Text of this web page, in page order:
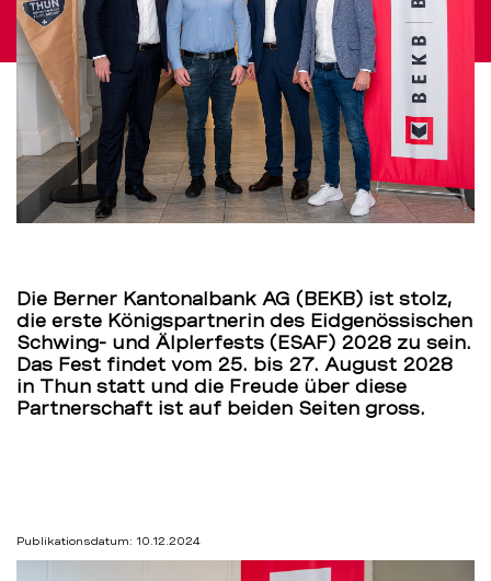
BEKB
Die Berner Kantonalbank AG (BEKB) ist stolz,
die erste Königspartnerin des Eidgenössischen
Schwing- und Älplerfests (ESAF) 2028 zu sein.
Das Fest findet vom 25. bis 27. August 2028
in Thun statt und die Freude über diese
Partnerschaft ist auf beiden Seiten gross.
Publikationsdatum: 10.12.2024